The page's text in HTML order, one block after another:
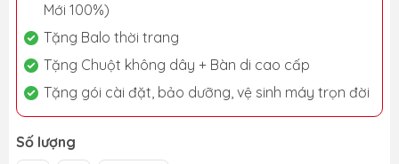
Mới 100%)
Tặng Balo thời trang
Tặng Chuột không dây + Bàn di cao cấp
Tặng gói cài đặt, bảo dưỡng, vệ sinh máy trọn đời
Số lượng